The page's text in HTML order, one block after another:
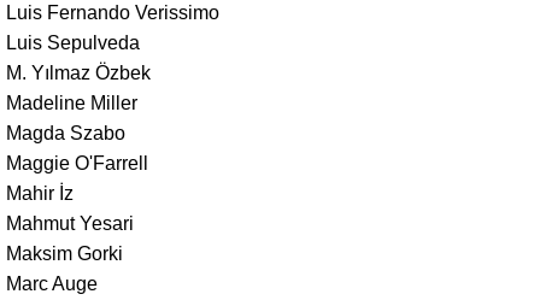
Luis Fernando Verissimo
Luis Sepulveda
M. Yılmaz Özbek
Madeline Miller
Magda Szabo
Maggie O'Farrell
Mahir İz
Mahmut Yesari
Maksim Gorki
Marc Auge